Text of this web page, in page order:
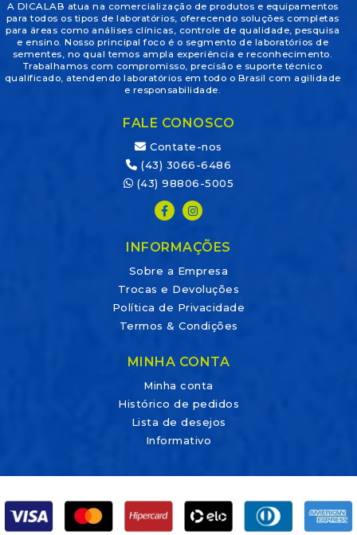
A DICALAB atua na comercialização de produtos e equipamentos
para todos os tipos de laboratórios, oferecendo soluções completas
para áreas como análises clínicas, controle de qualidade, pesquisa
e ensino. Nosso principal foco é o segmento de laboratórios de
sementes, no qual temos ampla experiência e reconhecimento.
Trabalhamos com compromisso, precisão e suporte técnico
qualificado, atendendo laboratórios em todo o Brasil com agilidade
e responsabilidade.
FALE CONOSCO
Contate-nos
(43) 3066-6486
(43) 98806-5005
INFORMAÇÕES
Sobre a Empresa
Trocas e Devoluções
Política de Privacidade
Termos & Condições
MINHA CONTA
Minha conta
Histórico de pedidos
Lista de desejos
Informativo